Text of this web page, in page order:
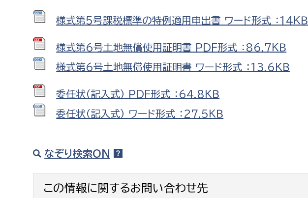
建設部
建設政策課
国県事業推進課
道水路整備課
みどり公園課
会計管理者
出納室
上下水道局 教育部
様式第5号課税標準の特例適用申出書 ワード形式 ：14ＫＢ
様式第6号土地無償使用証明書 PDF形式 ：86.7ＫＢ
様式第6号土地無償使用証明書 ワード形式 ：13.6ＫＢ
委任状（記入式） PDF形式 ：64.8ＫＢ
委任状（記入式） ワード形式 ：27.5ＫＢ
なぞり検索ON
この情報に関するお問い合わせ先